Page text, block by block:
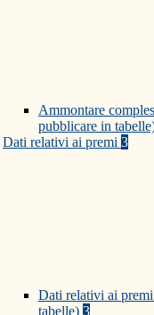
Ammontare
pubblicare in
Dati relativi ai premi 3
Dati relativi ai
tabelle) 3